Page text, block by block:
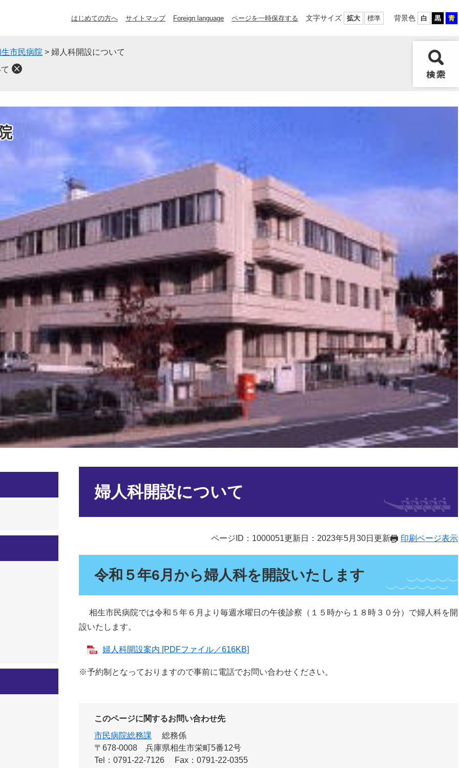
はじめての方へ サイトマップ Foreign language ページを一時保存する 文字サイズ 拡大 標準 背景色 白 黒 青
生市民病院 > 婦人科開設について
婦人科開設について
ページID：1000051更新日：2023年5月30日更新 印刷ページ表示
令和５年6月から婦人科を開設いたします
相生市民病院では令和５年６月より毎週水曜日の午後診察（１５時から１８時３０分）で婦人科を開
設いたします。
婦人科開設案内 [PDFファイル／616KB]
※予約制となっておりますので事前に電話でお問い合わせください。
このページに関するお問い合わせ先
市民病院総務課
総務係
〒678-0008
兵庫県相生市栄町5番12号
Tel：0791-22-7126
Fax：0791-22-0355